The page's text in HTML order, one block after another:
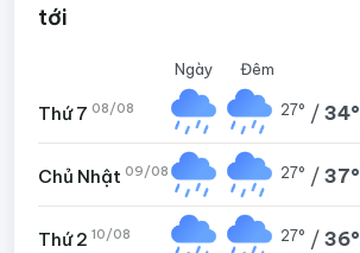
tới
Ngày Đêm
Thứ 7 08/08 27° / 34°
Chủ Nhật 09/08 27° / 37°
Thứ 2 10/08 27° / 36°